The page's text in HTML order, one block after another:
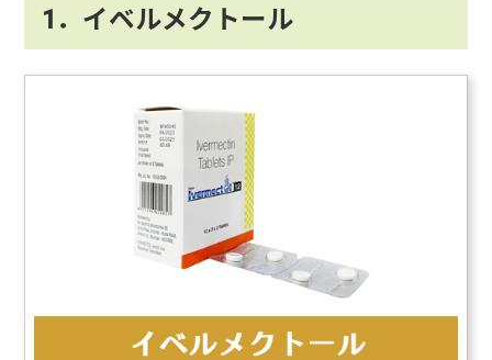
1．イベルメクトール